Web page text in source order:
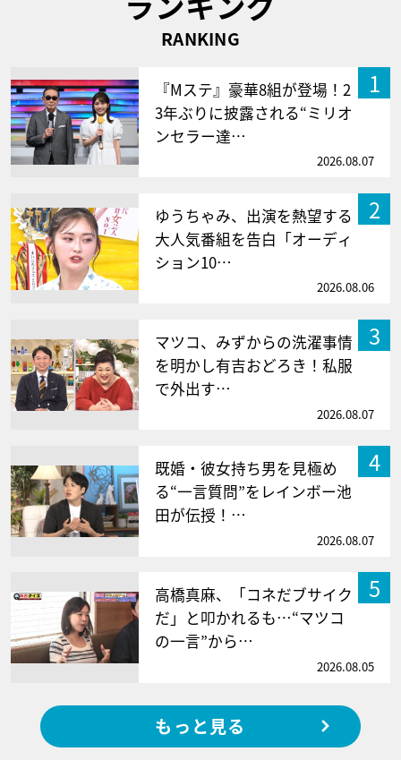
RANKING
1
『Mステ』豪華8組が登場！2
3年ぶりに披露される“ミリオ
ンセラー達…
2026.08.07
2
ゆうちゃみ、出演を熱望する
大人気番組を告白「オーディ
ション10…
2026.08.06
3
マツコ、みずからの洗濯事情
を明かし有吉おどろき！私服
で外出す…
2026.08.07
4
既婚・彼女持ち男を見極め
る“一言質問”をレインボー池
田が伝授！…
2026.08.07
5
高橋真麻、「コネだブサイク
だ」と叩かれるも…“マツコ
の一言”から…
2026.08.05
もっと見る